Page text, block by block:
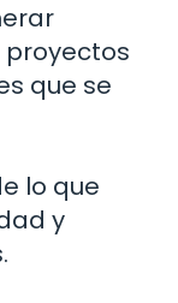
proyectos
que se
lo que
y